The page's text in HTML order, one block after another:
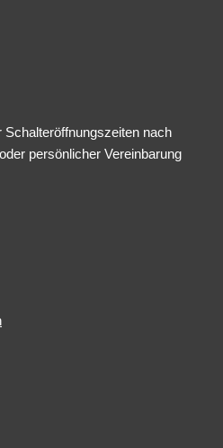
Schalteröffnungszeiten nach
persönlicher Vereinbarung